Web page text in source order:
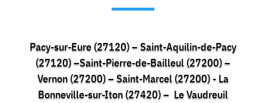
Pacy-sur-Eure (27120) – Saint-Aquilin-de-Pacy
(27120) –Saint-Pierre-de-Bailleul (27200) –
Vernon (27200) – Saint-Marcel (27200) - La
Bonneville-sur-Iton (27420) – Le Vaudreuil